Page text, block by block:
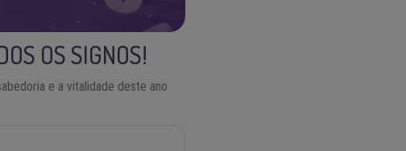
OS SIGNOS!
e a vitalidade deste ano